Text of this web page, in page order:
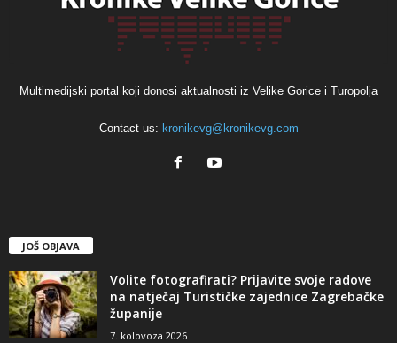
Multimedijski portal koji donosi aktualnosti iz Velike Gorice i Turopolja
Contact us: kronikevg@kronikevg.com
JOŠ OBJAVA
Volite fotografirati? Prijavite svoje radove
na natječaj Turističke zajednice Zagrebačke
županije
7. kolovoza 2026